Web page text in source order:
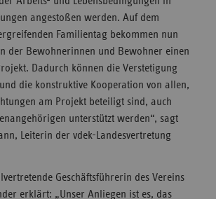
angestoßen werden. Auf dem
Familientag bekommen nun
der Bewohnerinnen und Bewohner einen
Dadurch können die Verstetigung
die konstruktive Kooperation von allen,
am Projekt beteiligt sind, auch
unterstützt werden“, sagt
Leiterin der vdek-Landesvertretung
Geschäftsführerin des Vereins
erklärt: „Unser Anliegen ist es, das